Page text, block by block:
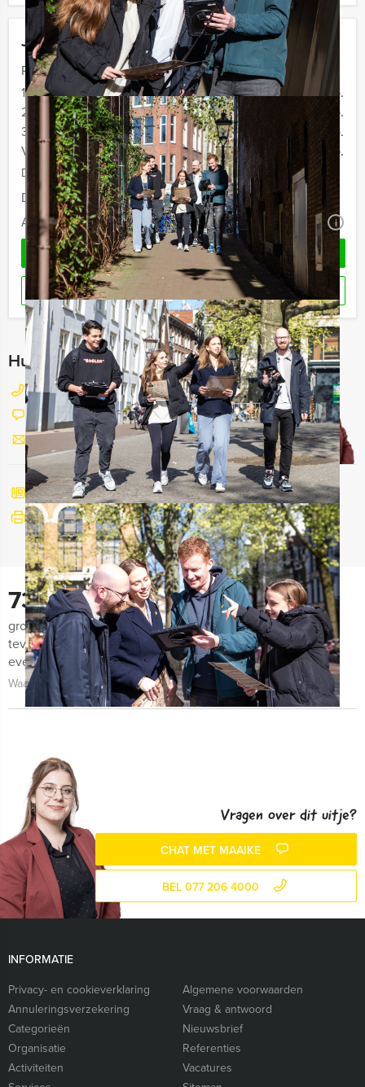
Jouw uitje
Prijs :
12 - 19 personen
€ 72,50 p.p.
20 - 29 personen
€ 69,50 p.p.
30 - 39 personen
€ 66,50 p.p.
Vanaf 40 personen
€ 64,50 p.p.
De prijzen zijn exclusief BTW
Duur:
5 uur
Aantal:
Minimaal 12 personen i
OFFERTE AANVRAGEN
RESERVEREN
Hulp nodig bij het kiezen?
077 206 4000
Chat met Maaike
Stuur ons een mailtje
Bel mij terug
Bekijk printbare versie
730
groepen lieten ons de afgelopen maanden weten zeer
tevreden te zijn met de organisatie van het uitje, het
evenement zelf én de begeleiding!
Waarom kiezen voor Venlo Evenementen?
Vragen over dit uitje?
CHAT MET MAAIKE
BEL 077 206 4000
INFORMATIE
Privacy- en cookieverklaring
Algemene voorwaarden
Annuleringsverzekering
Vraag & antwoord
Categorieën
Nieuwsbrief
Organisatie
Referenties
Activiteiten
Vacatures